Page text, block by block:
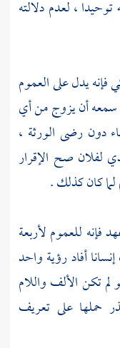
توحيدا ، لعدم دلالته
فإنه يدل على العموم
سمعه أن يزوج من أي
دون رضى الورثة ،
لفلان صح الإقرار
لما كان كذلك .
فإنه للعموم لأربعة
أفاد رؤية واحد
تكن الألف واللام
حملها على تعريف